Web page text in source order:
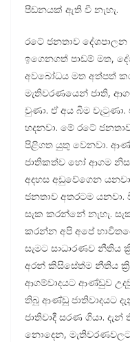
පීඩනයක් ඇති වී නැහැ.
රටේ ජනතාව
ඉගෙනගත් පාඩම් මත,
අවබෝධය මත අත්පත්
මැතිවරණයෙන් ජාති,
වුණා. ඒ අය බිම
හදනවා. මේ රටේ
පිළිගත යුතු වෙනවා.
ජාතිකත්ව හෝ ආගම
අදහස අඩුවේගෙන
ජනතාව අතරටම
සැක කරන්නේ නැහැ.
කරන්න අපි අපේ
සැමට සාධාරණව නීතිය
අරන් කිසිසේත්ම නීතිය
ආගම්වාදයට ආණ්ඩුව
තිබූ ආණ්ඩු ජාතිවාදයට
ජාතිවාදී සරණ ගියා.
නොදෙන, මැතිවරණවලට